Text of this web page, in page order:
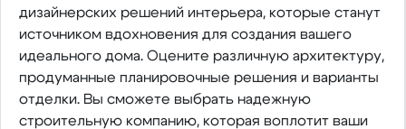
дизайнерских решений интерьера, которые станут
источником вдохновения для создания вашего
идеального дома. Оцените различную архитектуру,
продуманные планировочные решения и варианты
отделки. Вы сможете выбрать надежную
строительную компанию, которая воплотит ваши